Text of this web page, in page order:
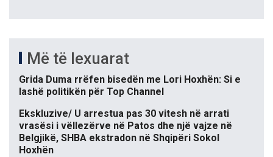
Më të lexuarat
Grida Duma rrëfen bisedën me Lori Hoxhën: Si e
lashë politikën për Top Channel
Ekskluzive/ U arrestua pas 30 vitesh në arrati
vrasësi i vëllezërve në Patos dhe një vajze në
Belgjikë, SHBA ekstradon në Shqipëri Sokol
Hoxhën